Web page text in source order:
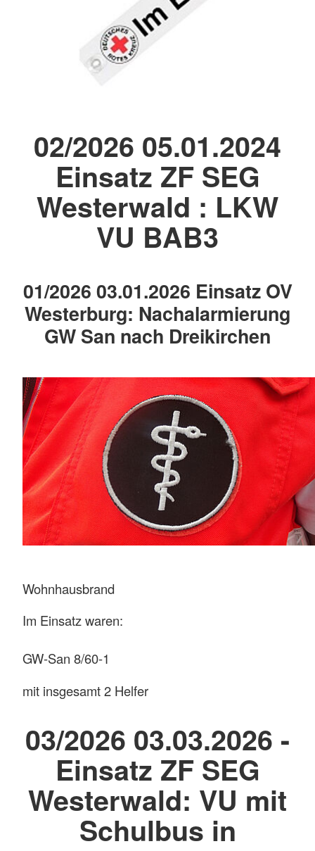
02/2026 05.01.2024
Einsatz ZF SEG
Westerwald : LKW
VU BAB3
01/2026 03.01.2026 Einsatz OV
Westerburg: Nachalarmierung
GW San nach Dreikirchen
Wohnhausbrand
Im Einsatz waren:
GW-San 8/60-1
mit insgesamt 2 Helfer
03/2026 03.03.2026 -
Einsatz ZF SEG
Westerwald: VU mit
Schulbus in